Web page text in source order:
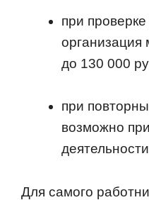
при
до 130 000
при
возможно
Для самого